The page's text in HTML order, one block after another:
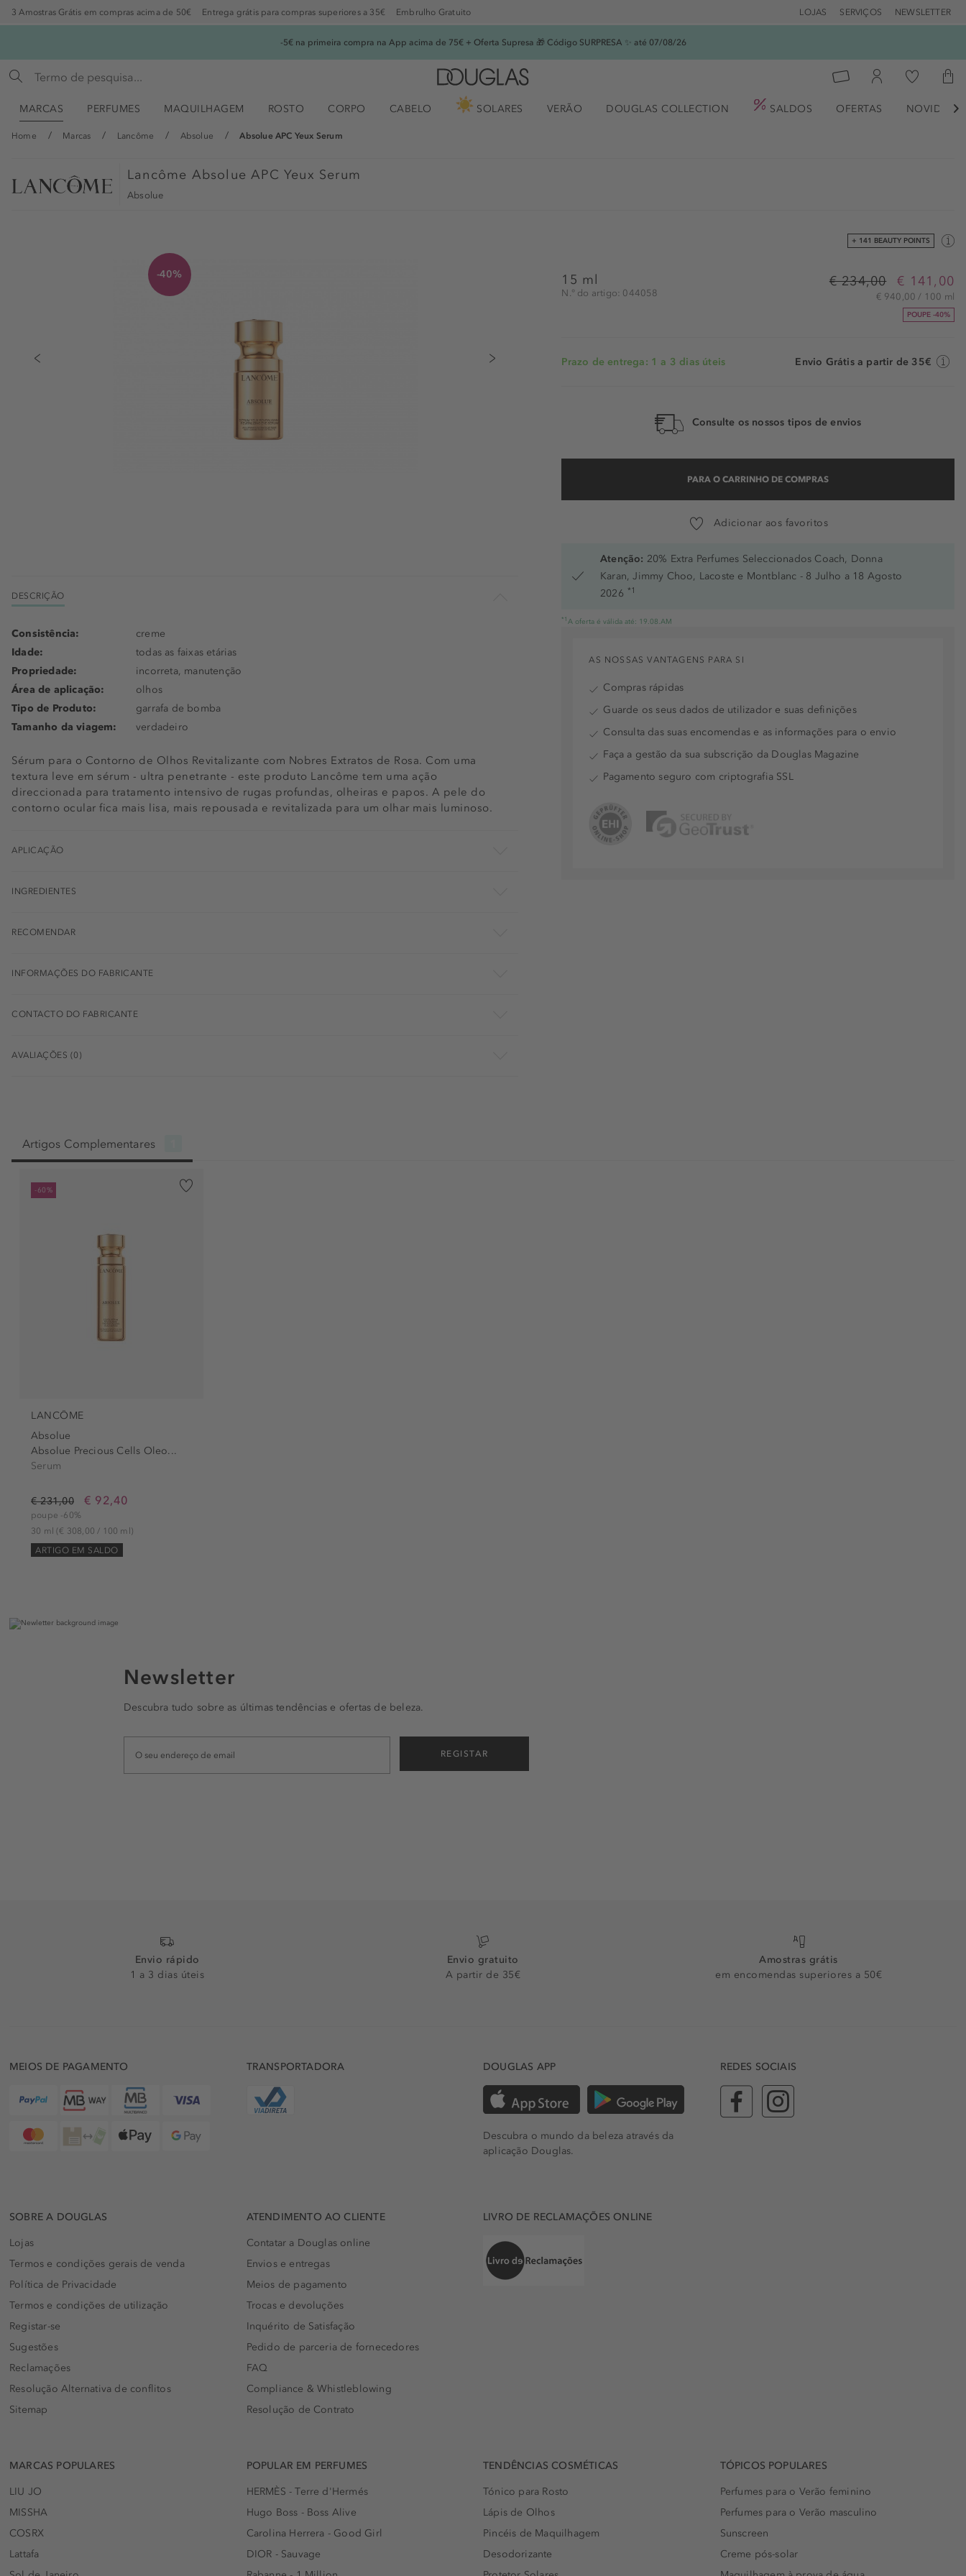
3 Amostras Grátis em compras acima de 50€ Entrega grátis para compras superiores a 35€ Embrulho Gratuito LOJAS SERVIÇOS NEWSLETTER
-5€ na primeira compra na App acima de 75€ + Oferta Supresa 🎁 Código SURPRESA ✨ até 07/08/26
MARCAS PERFUMES MAQUILHAGEM ROSTO CORPO CABELO SOLARES VERÃO DOUGLAS COLLECTION SALDOS OFERTAS 
Home Marcas Lancôme Absolue Absolue APC Yeux Serum
Lancôme Absolue APC Yeux Serum
Absolue
+ 141 BEAUTY POINTS
-40% 15 ml
N.° do artigo: 044058
€ 234,00 € 141,00
€ 940,00 / 100 ml
POUPE -40%
Prazo de entrega: 1 a 3 dias úteis Envio Grátis a partir de 35€
Consulte os nossos tipos de envios
PARA O CARRINHO DE COMPRAS
Adicionar aos favoritos
Atenção: 20% Extra Perfumes Seleccionados Coach, Donna
Karan, Jimmy Choo, Lacoste e Montblanc - 8 Julho a 18 Agosto
2026 *1
*1 A oferta é válida até: 19.08.AM
DESCRIÇÃO
Sérum para o Contorno de Olhos Revitalizante com Nobres Extratos de Rosa. Com uma
textura leve em sérum - ultra penetrante - este produto Lancôme tem uma ação
direccionada para tratamento intensivo de rugas profundas, olheiras e papos. A pele do
contorno ocular fica mais lisa, mais repousada e revitalizada para um olhar mais luminoso.
Consistência:
creme
Idade:
todas as faixas etárias
Propriedade:
incorreta, manutenção
Área de aplicação:
olhos
Tipo de Produto:
garrafa de bomba
Tamanho da viagem:
verdadeiro
APLICAÇÃO
INGREDIENTES
RECOMENDAR
INFORMAÇÕES DO FABRICANTE
CONTACTO DO FABRICANTE
AVALIAÇÕES (0)
AS NOSSAS VANTAGENS PARA SI
Compras rápidas
Guarde os seus dados de utilizador e suas definições
Consulta das suas encomendas e as informações para o envio
Faça a gestão da sua subscrição da Douglas Magazine
Pagamento seguro com criptografia SSL
Artigos Complementares
-60%
LANCÔME
Absolue
Absolue Precious Cells Oleo...
Serum
€ 231,00 € 92,40
poupe -60%
30 ml(€ 308,00 / 100 ml)
ARTIGO EM SALDO
Newsletter
Descubra tudo sobre as últimas tendências e ofertas de beleza.
REGISTAR
Envio rápido
1 a 3 dias úteis
Envio gratuito
A partir de 35€
Amostras grátis
em encomendas superiores a 50€
MEIOS DE PAGAMENTO TRANSPORTADORA DOUGLAS APP
Descubra o mundo da beleza através da
aplicação Douglas.
REDES SOCIAIS
SOBRE A DOUGLAS
Lojas
Termos e condições gerais de venda
Política de Privacidade
Termos e condições de utilização
Registar-se
Sugestões
Reclamações
Resolução Alternativa de conflitos
Sitemap
ATENDIMENTO AO CLIENTE
Contatar a Douglas online
Envios e entregas
Meios de pagamento
Trocas e devoluções
Inquérito de Satisfação
Pedido de parceria de fornecedores
FAQ
Compliance & Whistleblowing
Resolução de Contrato
LIVRO DE RECLAMAÇÕES ONLINE
MARCAS POPULARES
LIU JO
MISSHA
COSRX
Lattafa
POPULAR EM PERFUMES
HERMÈS - Terre d'Hermés
Hugo Boss - Boss Alive
Carolina Herrera - Good Girl
DIOR - Sauvage
TENDÊNCIAS COSMÉTICAS
Tónico para Rosto
Lápis de Olhos
Pincéis de Maquilhagem
Desodorizante
TÓPICOS POPULARES
Perfumes para o Verão feminino
Perfumes para o Verão masculino
Sunscreen
Creme pós-solar